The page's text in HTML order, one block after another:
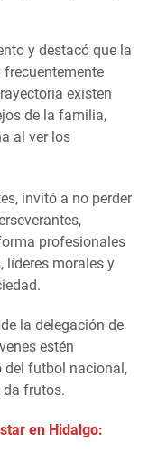
y destacó que la
existen
de la familia,
al ver los
invitó a no perder
profesionales
líderes morales y
la delegación de
estén
del futbol nacional,
da frutos.
en Hidalgo: